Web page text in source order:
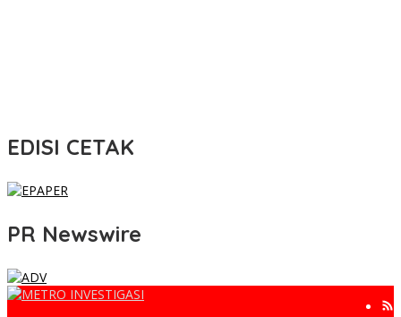
EDISI CETAK
PR Newswire